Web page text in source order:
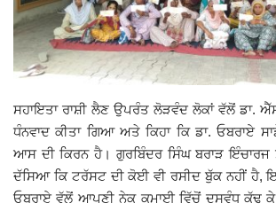
ਸਹਾਇਤਾ ਰਾਸ਼ੀ ਲੈਣ ਉਪਰੰਤ ਲੋੜਵੰਦ ਲੋਕਾਂ ਵੱਲੋਂ ਡਾ.
ਧੰਨਵਾਦ ਕੀਤਾ ਗਿਆ ਅਤੇ ਕਿਹਾ ਕਿ ਡਾ. ਓਬਰਾਏ
ਆਸ ਦੀ ਕਿਰਨ ਹੈ। ਗੁਰਬਿੰਦਰ ਸਿੰਘ ਬਰਾੜ ਇੰਚਾਰਜ
ਦੱਸਿਆ ਕਿ ਟਰੱਸਟ ਦੀ ਕੋਈ ਵੀ ਰਸੀਦ ਬੁੱਕ ਨਹੀਂ ਹੈ,
ਓਬਰਾਏ ਵੱਲੋਂ ਆਪਣੀ ਨੇਕ ਕਮਾਈ ਵਿੱਚੋਂ ਦਸਵੰਧ ਕੱਢ ਕੇ